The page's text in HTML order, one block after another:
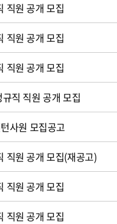
직원 공개 모집
직원 공개 모집
직원 공개 모집
직 직원 공개 모집
사원 모집공고
직원 공개 모집(재공고)
직원 공개 모집
직원 공개 모집